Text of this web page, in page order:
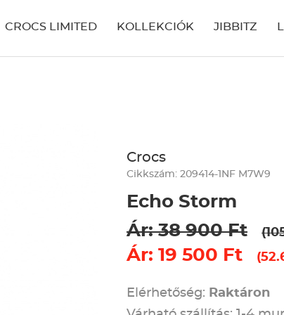
CROCS LIMITED KOLLEKCIÓK JIBBITZ
Crocs
Cikkszám: 209414-1NF M7W9
Echo Storm
Ár: 38 900 Ft
Ár: 19 500 Ft
Elérhetőség: Raktáron